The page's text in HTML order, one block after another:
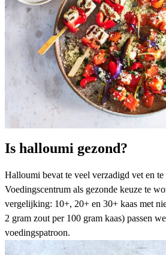
Is halloumi gezond?
Halloumi bevat te veel verzadigd vet en
Voedingscentrum als gezonde keuze te
vergelijking: 10+, 20+ en 30+ kaas met
2 gram zout per 100 gram kaas) passen
voedingspatroon.